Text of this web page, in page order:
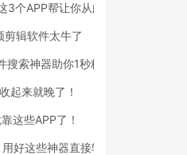
个APP帮让你从此戒掉手机！
辑软件太牛了
索神器助你1秒精准定位文件
起来就晚了！
这些APP了！
好这些神器直接轻松办公